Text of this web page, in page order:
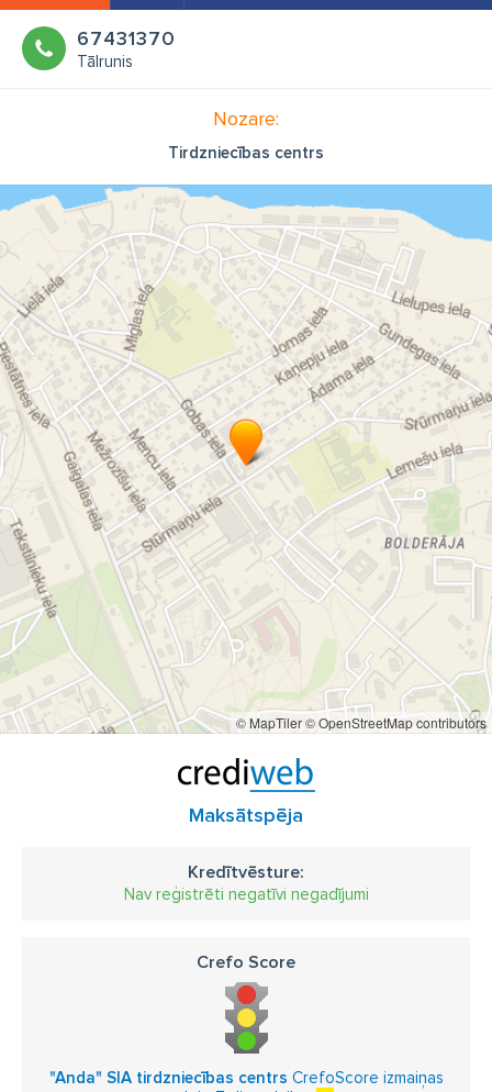
67431370
Tālrunis
Nozare:
Tirdzniecības centrs
© MapTiler© OpenStreetMap contributors
Maksātspēja
Kredītvēsture:
Nav reģistrēti negatīvi negadījumi
Crefo Score
"Anda" SIA tirdzniecības centrs CrefoScore izmaiņas